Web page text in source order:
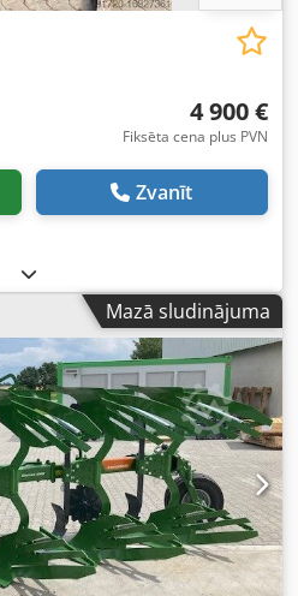
4 900 €
Fiksēta cena plus PVN
Zvanīt
Mazā sludinājuma